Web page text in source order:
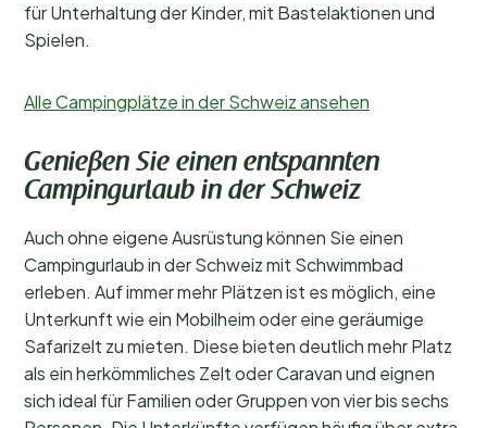
für Unterhaltung der Kinder, mit Bastelaktionen und
Spielen.
Alle Campingplätze in der Schweiz ansehen
Genießen Sie einen entspannten
Campingurlaub in der Schweiz
Auch ohne eigene Ausrüstung können Sie einen
Campingurlaub in der Schweiz mit Schwimmbad
erleben. Auf immer mehr Plätzen ist es möglich, eine
Unterkunft wie ein Mobilheim oder eine geräumige
Safarizelt zu mieten. Diese bieten deutlich mehr Platz
als ein herkömmliches Zelt oder Caravan und eignen
sich ideal für Familien oder Gruppen von vier bis sechs